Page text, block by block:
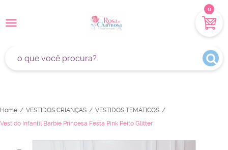
0
Home VESTIDOS CRIANÇAS
VESTIDOS TEMÁTICOS
Vestido Infantil Barbie Princesa Festa Pink Peito Glitter